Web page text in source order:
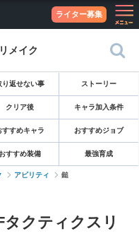
ライター募集
メイク
り返せない事 ストーリー
クリア後 キャラ加入条件
すすめキャラ おすすめジョブ
おすすめ装備 最強育成
アビリティ 鎚
クティクスリ